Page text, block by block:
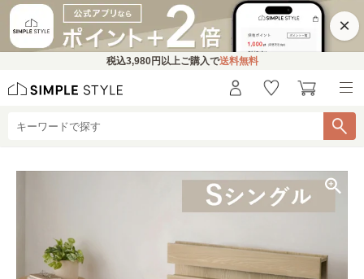
×
税込3,980円 以上ご購入で送料無料